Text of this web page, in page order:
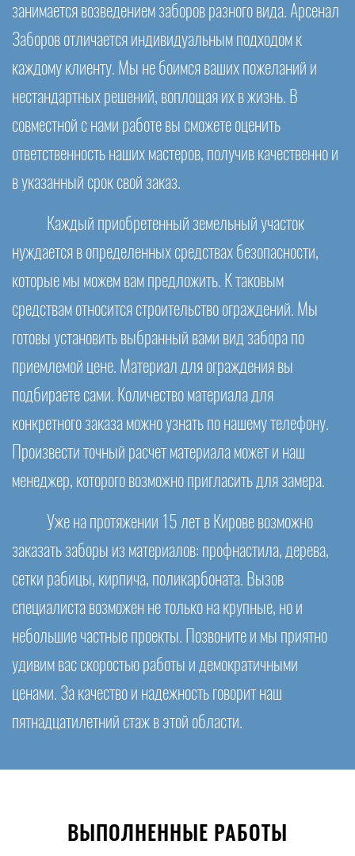
занимается возведением заборов разного вида. Арсенал
Заборов отличается индивидуальным подходом к
каждому клиенту. Мы не боимся ваших пожеланий и
нестандартных решений, воплощая их в жизнь. В
совместной с нами работе вы сможете оценить
ответственность наших мастеров, получив качественно и
в указанный срок свой заказ.
Каждый приобретенный земельный участок
нуждается в определенных средствах безопасности,
которые мы можем вам предложить. К таковым
средствам относится строительство ограждений. Мы
готовы установить выбранный вами вид забора по
приемлемой цене. Материал для ограждения вы
подбираете сами. Количество материала для
конкретного заказа можно узнать по нашему телефону.
Произвести точный расчет материала может и наш
менеджер, которого возможно пригласить для замера.
Уже на протяжении 15 лет в Кирове возможно
заказать заборы из материалов: профнастила, дерева,
сетки рабицы, кирпича, поликарбоната. Вызов
специалиста возможен не только на крупные, но и
небольшие частные проекты. Позвоните и мы приятно
удивим вас скоростью работы и демократичными
ценами. За качество и надежность говорит наш
пятнадцатилетний стаж в этой области.
ВЫПОЛНЕННЫЕ РАБОТЫ